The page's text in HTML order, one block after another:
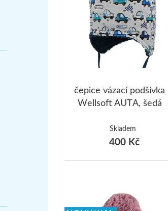
ŠUMAVA
JAVORNÍKY
VYSOKÉ TATRY
čepice vázací podšívka
Wellsoft AUTA, šedá
Skladem
400 Kč